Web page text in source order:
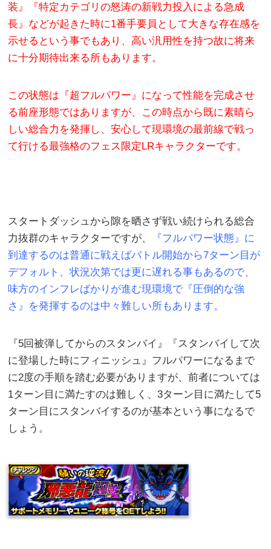
装』『特定カテゴリの怒涛の新戦力投入による急成
長』などが起きた時に1番手要員として大きな存在感を
示せるという事でもあり、高い汎用性を持つ故に将来
に十分期待出来る所もあります。
この状態は『超フルパワー』になって性能を完成させ
る前座形態ではありますが、この時点から既に素晴ら
しい総合力を発揮し、安心して現環境の最前線で戦っ
て行ける最強格のフェス限定LRキャラクターです。
スタートダッシュから隙を晒さず戦い続けられる総合
力抜群のキャラクターですが、
『フルパワー状態』に
到達するのは普通に戦えばバトル開始から7ターン目が
デフォルト、状況次第では更に遅れる事もあるので、
味方のインフレばかりが進む現環境で『圧倒的な強
さ』を発揮するのは中々難しい所もあります。
『5回被弾してからのスタンバイ』『スタンバイして次
に登場した時にフィニッシュ』フルパワーになるまで
に2度の手順を踏む必要がありますが、前者については
1ターン目に満たすのは難しく、3ターン目に満たして5
ターン目にスタンバイするのが基本という事になるで
しょう。